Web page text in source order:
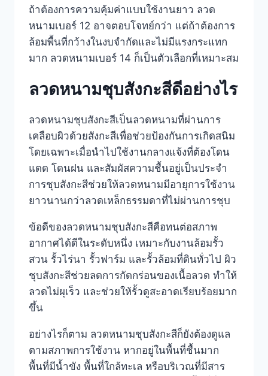
ถ้าต้องการความคุ้มค่าแบบใช้งานยาว ลวด
หนามเบอร์ 12 อาจตอบโจทย์กว่า แต่ถ้าต้องการ
ล้อมพื้นที่กว้างในงบจำกัดและไม่มีแรงกระแทก
มาก ลวดหนามเบอร์ 14 ก็เป็นตัวเลือกที่เหมาะสม
ลวดหนามชุบสังกะสีดีอย่างไร
ลวดหนามชุบสังกะสีเป็นลวดหนามที่ผ่านการ
เคลือบผิวด้วยสังกะสีเพื่อช่วยป้องกันการเกิดสนิม
โดยเฉพาะเมื่อนำไปใช้งานกลางแจ้งที่ต้องโดน
แดด โดนฝน และสัมผัสความชื้นอยู่เป็นประจำ
การชุบสังกะสีช่วยให้ลวดหนามมีอายุการใช้งาน
ยาวนานกว่าลวดเหล็กธรรมดาที่ไม่ผ่านการชุบ
ข้อดีของลวดหนามชุบสังกะสีคือทนต่อสภาพ
อากาศได้ดีในระดับหนึ่ง เหมาะกับงานล้อมรั้ว
สวน รั้วไร่นา รั้วฟาร์ม และรั้วล้อมที่ดินทั่วไป ผิว
ชุบสังกะสีช่วยลดการกัดกร่อนของเนื้อลวด ทำให้
ลวดไม่ผุเร็ว และช่วยให้รั้วดูสะอาดเรียบร้อยมาก
ขึ้น
อย่างไรก็ตาม ลวดหนามชุบสังกะสีก็ยังต้องดูแล
ตามสภาพการใช้งาน หากอยู่ในพื้นที่ชื้นมาก
พื้นที่มีน้ำขัง พื้นที่ใกล้ทะเล หรือบริเวณที่มีสาร